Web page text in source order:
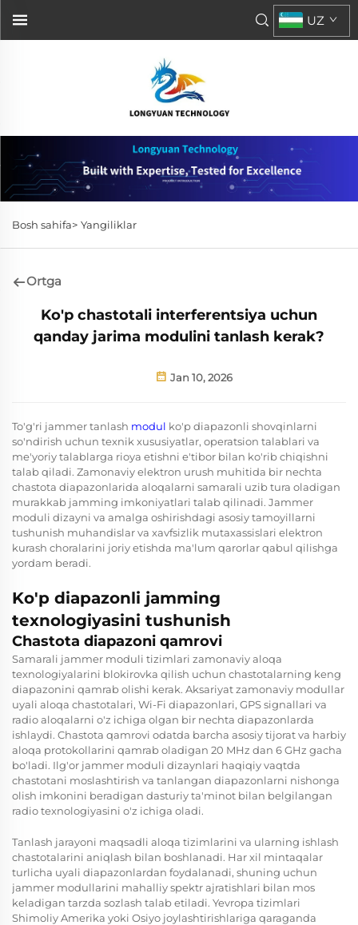
UZ
Bosh sahifa> Yangiliklar
Ortga
Ko'p chastotali interferentsiya uchun
qanday jarima modulini tanlash kerak?
Jan 10, 2026
To'g'ri jammer tanlash modul ko'p diapazonli shovqinlarni
so'ndirish uchun texnik xususiyatlar, operatsion talablari va
me'yoriy talablarga rioya etishni e'tibor bilan ko'rib chiqishni
talab qiladi. Zamonaviy elektron urush muhitida bir nechta
chastota diapazonlarida aloqalarni samarali uzib tura oladigan
murakkab jamming imkoniyatlari talab qilinadi. Jammer
moduli dizayni va amalga oshirishdagi asosiy tamoyillarni
tushunish muhandislar va xavfsizlik mutaxassislari elektron
kurash choralarini joriy etishda ma'lum qarorlar qabul qilishga
yordam beradi.
Ko'p diapazonli jamming
texnologiyasini tushunish
Chastota diapazoni qamrovi
Samarali jammer moduli tizimlari zamonaviy aloqa
texnologiyalarini blokirovka qilish uchun chastotalarning keng
diapazonini qamrab olishi kerak. Aksariyat zamonaviy modullar
uyali aloqa chastotalari, Wi-Fi diapazonlari, GPS signallari va
radio aloqalarni o'z ichiga olgan bir nechta diapazonlarda
ishlaydi. Chastota qamrovi odatda barcha asosiy tijorat va harbiy
aloqa protokollarini qamrab oladigan 20 MHz dan 6 GHz gacha
bo'ladi. Ilg'or jammer moduli dizaynlari haqiqiy vaqtda
chastotani moslashtirish va tanlangan diapazonlarni nishonga
olish imkonini beradigan dasturiy ta'minot bilan belgilangan
radio texnologiyasini o'z ichiga oladi.
Tanlash jarayoni maqsadli aloqa tizimlarini va ularning ishlash
chastotalarini aniqlash bilan boshlanadi. Har xil mintaqalar
turlicha uyali diapazonlardan foydalanadi, shuning uchun
jammer modullarini mahalliy spektr ajratishlari bilan mos
keladigan tarzda sozlash talab etiladi. Yevropa tizimlari
Shimoliy Amerika yoki Osiyo joylashtirishlariga qaraganda